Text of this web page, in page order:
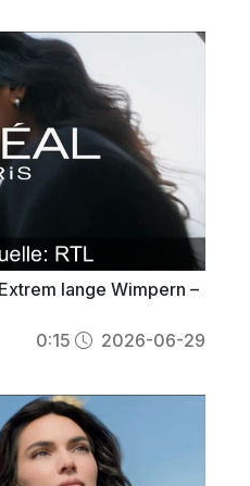
lange Wimpern –
0:15 2026-06-29